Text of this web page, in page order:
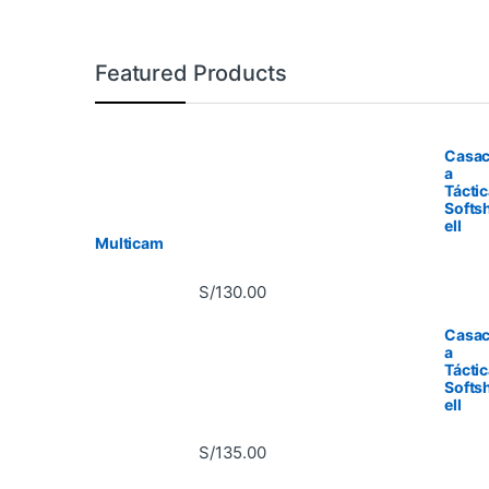
Featured Products
Casac
a
ell
Multicam
S/130.00
Casac
a
ell
S/135.00